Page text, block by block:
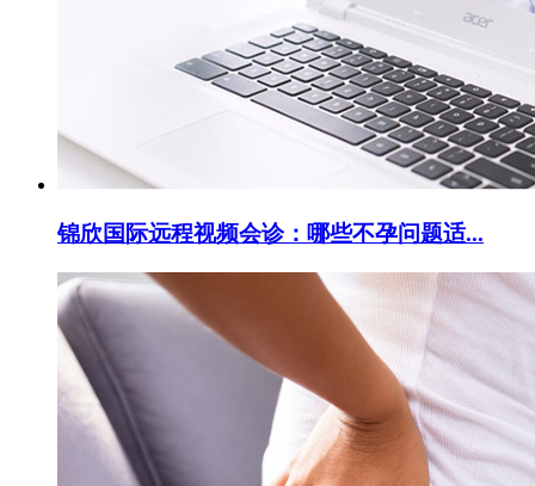
锦欣国际远程视频会诊：哪些不孕问题适...